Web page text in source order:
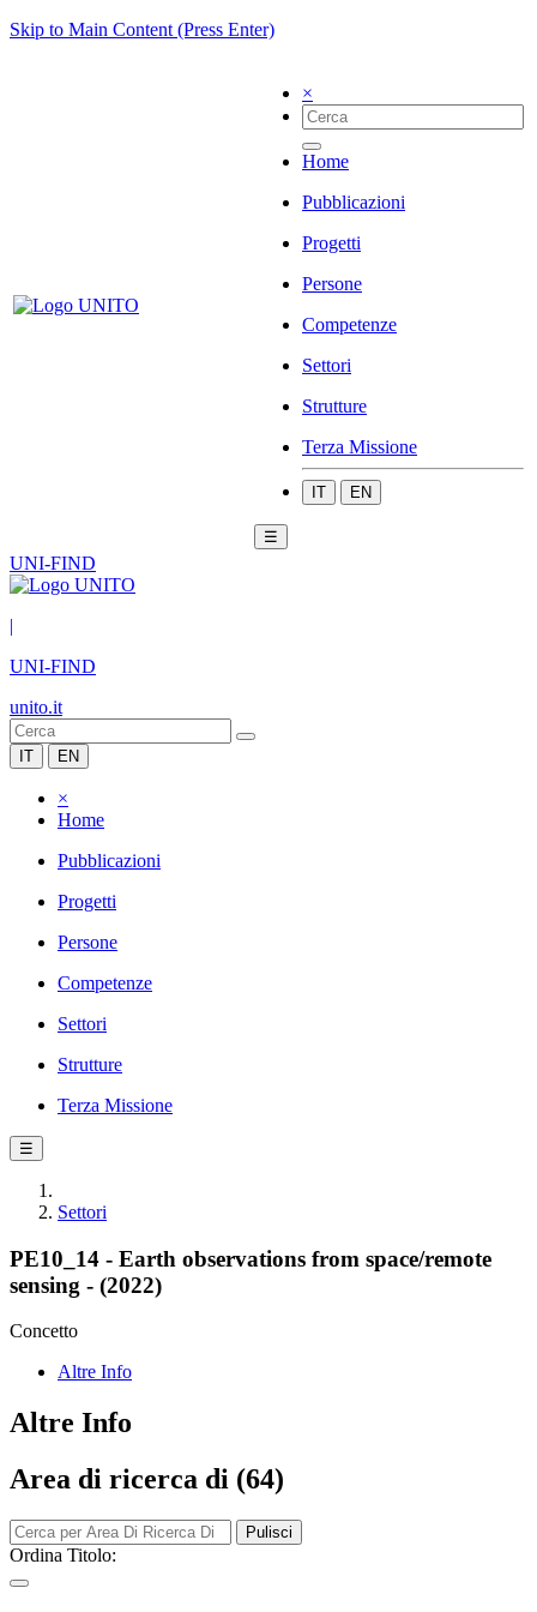
Skip to Main Content (Press Enter)
×
Home
Pubblicazioni
Progetti
Persone
Competenze
Settori
Strutture
Terza Missione
IT EN
☰
UNI-FIND
|
UNI-FIND
unito.it
IT EN
×
Home
Pubblicazioni
Progetti
Persone
Competenze
Settori
Strutture
Terza Missione
☰
Settori
PE10_14 - Earth observations from space/remote
sensing - (2022)
Concetto
Altre Info
Altre Info
Area di ricerca di (64)
Pulisci
Ordina Titolo: